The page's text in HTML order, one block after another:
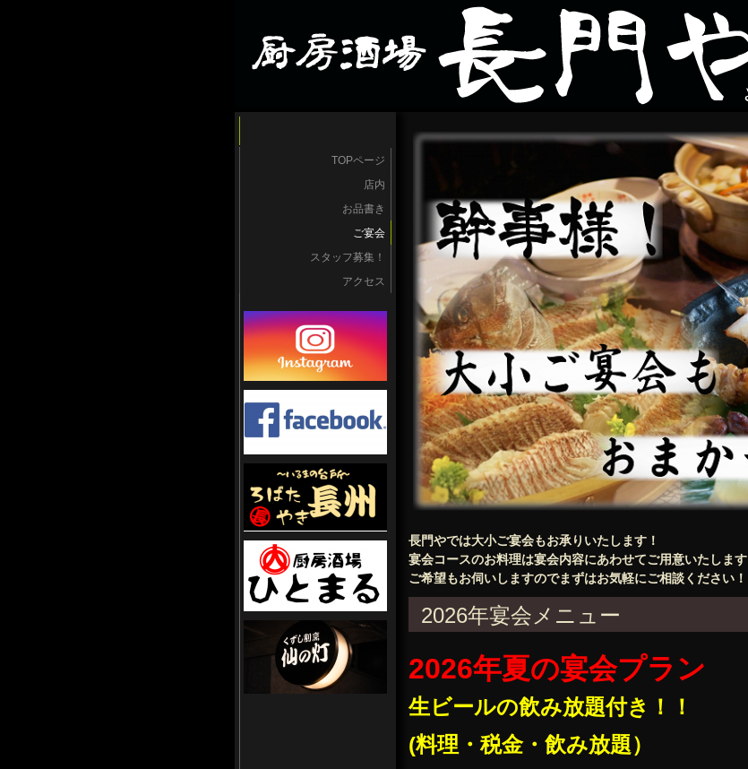
TOPページ
店内
お品書き
ご宴会
スタッフ募集！
アクセス
長門やでは大小ご宴会もお承りいたします！
宴会コースのお料理は宴会内容にあわせてご用意いたします
ご希望もお伺いしますのでまずはお気軽にご相談ください！
2026年宴会メニュー
2026年夏の宴会プラン
生ビールの飲み放題付き！！
(料理・税金・飲み放題）